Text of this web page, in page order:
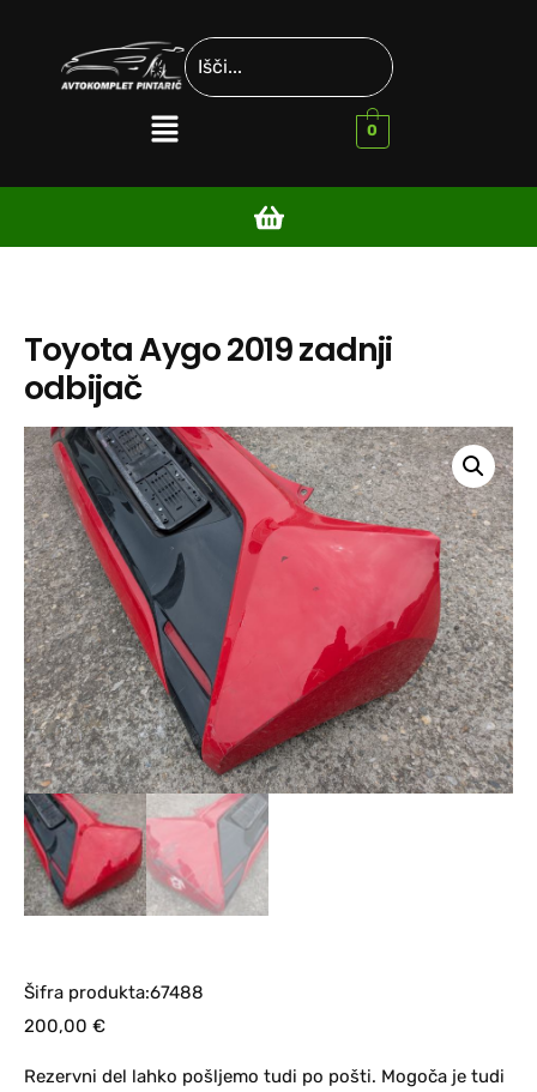
0
Toyota Aygo 2019 zadnji
odbijač
Šifra produkta:67488
200,00 €
Rezervni del lahko pošljemo tudi po pošti. Mogoča je tudi